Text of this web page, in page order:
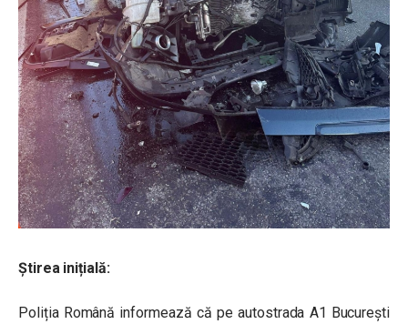
Știrea inițială:
Poliția Română informează că pe autostrada A1 București